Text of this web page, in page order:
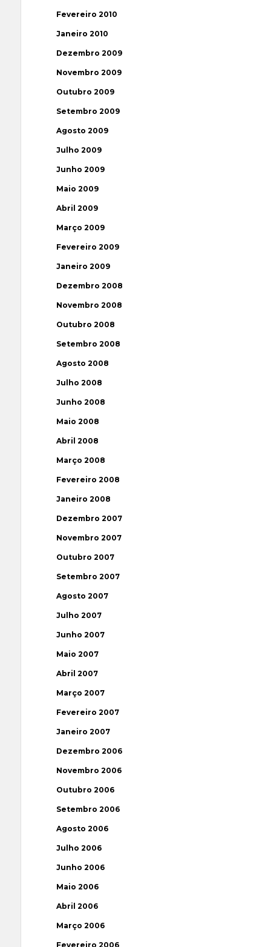
Fevereiro 2010
Janeiro 2010
Dezembro 2009
Novembro 2009
Outubro 2009
Setembro 2009
Agosto 2009
Julho 2009
Junho 2009
Maio 2009
Abril 2009
Março 2009
Fevereiro 2009
Janeiro 2009
Dezembro 2008
Novembro 2008
Outubro 2008
Setembro 2008
Agosto 2008
Julho 2008
Junho 2008
Maio 2008
Abril 2008
Março 2008
Fevereiro 2008
Janeiro 2008
Dezembro 2007
Novembro 2007
Outubro 2007
Setembro 2007
Agosto 2007
Julho 2007
Junho 2007
Maio 2007
Abril 2007
Março 2007
Fevereiro 2007
Janeiro 2007
Dezembro 2006
Novembro 2006
Outubro 2006
Setembro 2006
Agosto 2006
Julho 2006
Junho 2006
Maio 2006
Abril 2006
Março 2006
Fevereiro 2006